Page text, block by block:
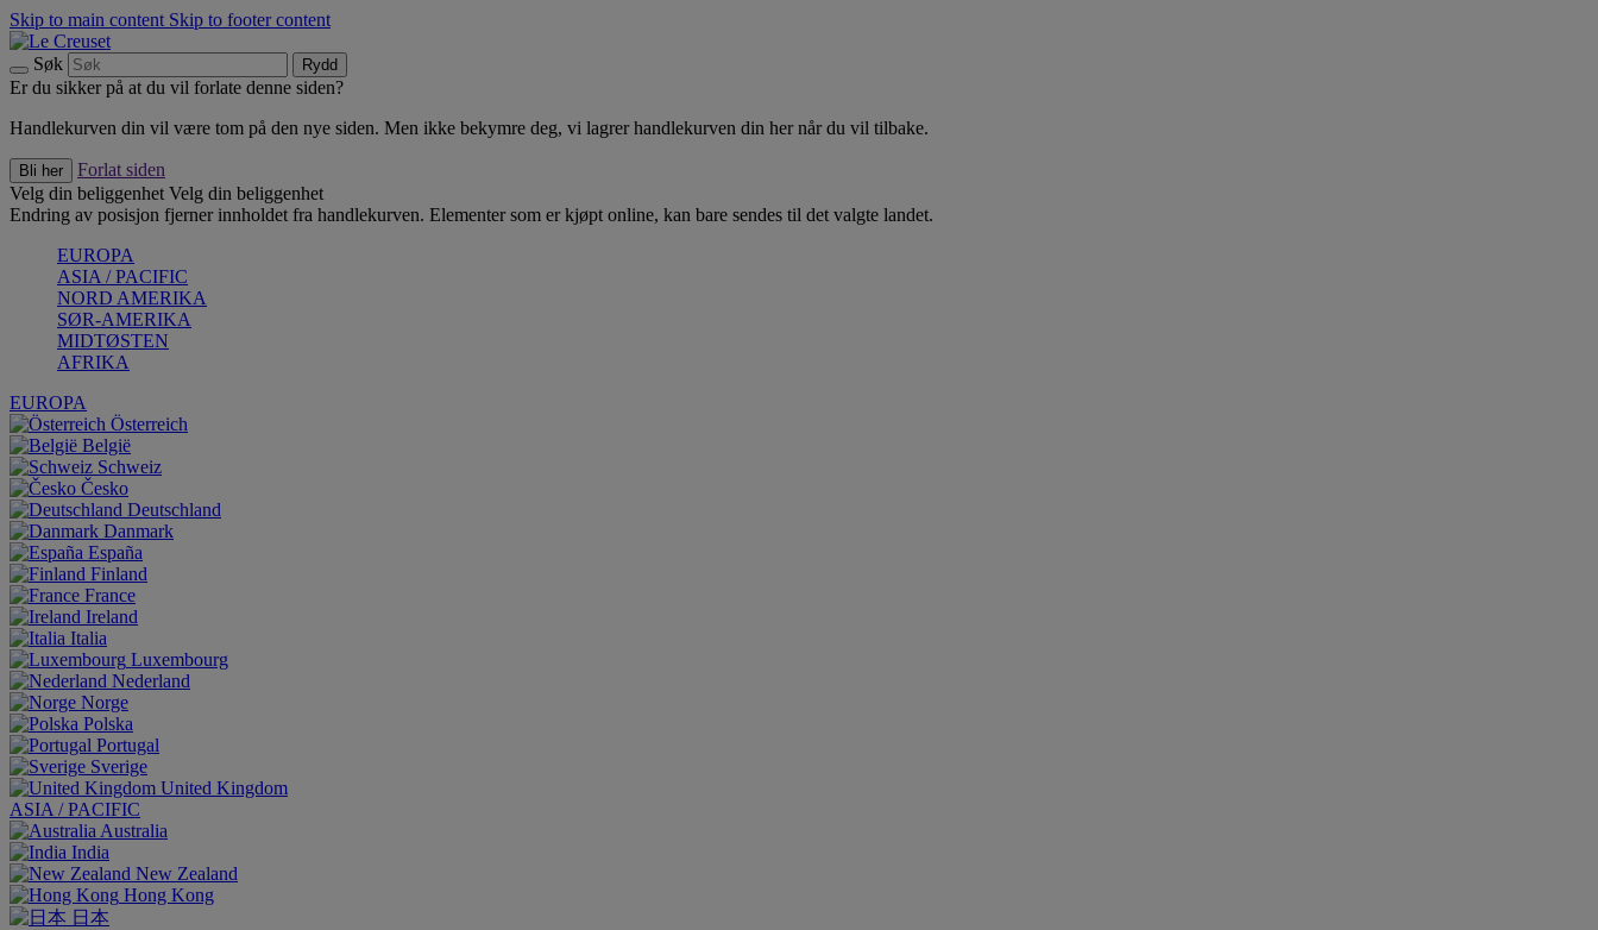
Skip to main content Skip to footer content
Søk Rydd
Er du sikker på at du vil forlate denne siden?
Handlekurven din vil være tom på den nye siden. Men ikke bekymre deg, vi lagrer handlekurven din her når du vil tilbake.
Bli her
Forlat siden
Velg din beliggenhet Velg din beliggenhet
Endring av posisjon fjerner innholdet fra handlekurven. Elementer som er kjøpt online, kan bare sendes til det valgte landet.
EUROPA
ASIA / PACIFIC
NORD AMERIKA
SØR-AMERIKA
MIDTØSTEN
AFRIKA
EUROPA
Österreich
België
Schweiz
Česko
Deutschland
Danmark
España
Finland
France
Ireland
Italia
Luxembourg
Nederland
Norge
Polska
Portugal
Sverige
United Kingdom
ASIA / PACIFIC
Australia
India
New Zealand
Hong Kong
日本